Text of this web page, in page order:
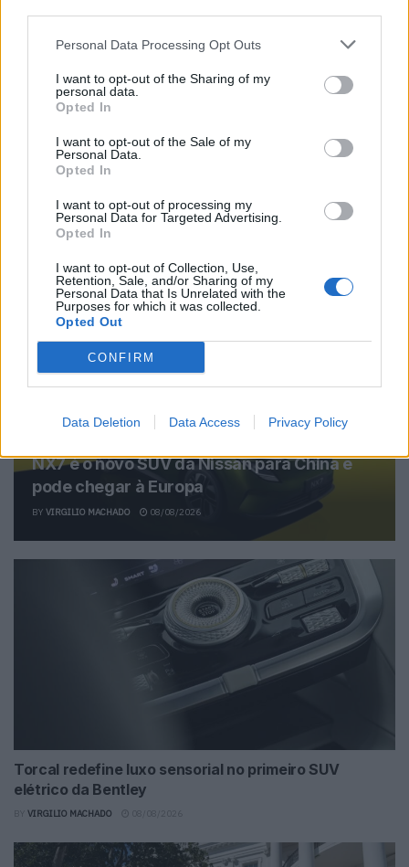
Personal Data Processing Opt Outs
I want to opt-out of the Sharing of my
personal data.
Opted In
I want to opt-out of the Sale of my
Personal Data.
Opted In
I want to opt-out of processing my
Personal Data for Targeted Advertising.
Opted In
I want to opt-out of Collection, Use,
Retention, Sale, and/or Sharing of my
Personal Data that Is Unrelated with the
Purposes for which it was collected.
Opted Out
CONFIRM
Data Deletion Data Access Privacy Policy
estacionamento do carro
Vitor Mendes
Related Posts
NX7 é o novo SUV da Nissan para China e
pode chegar à Europa
BY VIRGILIO MACHADO 08/08/2026
Torcal redefine luxo sensorial no primeiro SUV
elétrico da Bentley
VIRGILIO MACHADO